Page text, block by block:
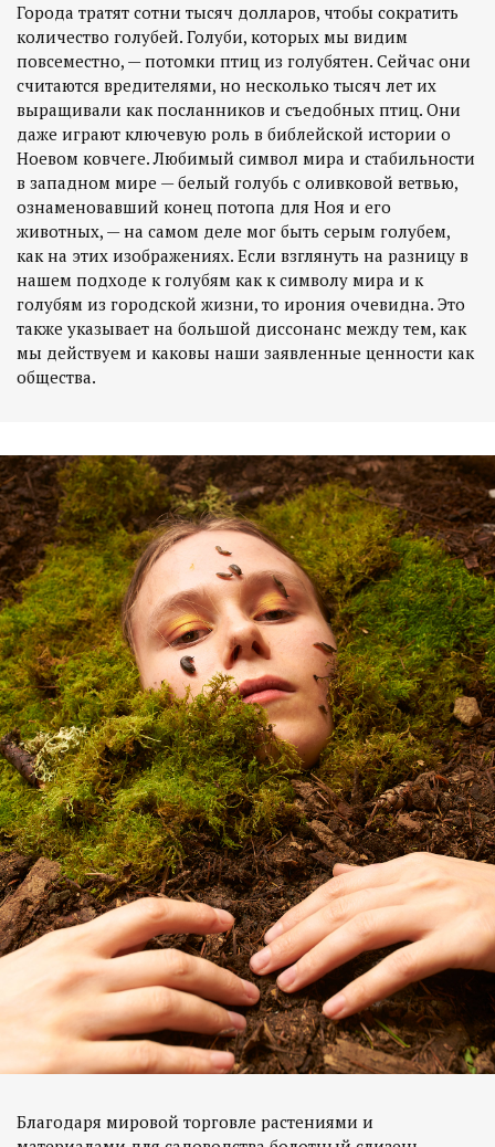
Города тратят сотни тысяч долларов, чтобы сократить
количество голубей. Голуби, которых мы видим
повсеместно, — потомки птиц из голубятен. Сейчас они
считаются вредителями, но несколько тысяч лет их
выращивали как посланников и съедобных птиц. Они
даже играют ключевую роль в библейской истории о
Ноевом ковчеге. Любимый символ мира и стабильности
в западном мире — белый голубь с оливковой ветвью,
ознаменовавший конец потопа для Ноя и его
животных, — на самом деле мог быть серым голубем,
как на этих изображениях. Если взглянуть на разницу в
нашем подходе к голубям как к символу мира и к
голубям из городской жизни, то ирония очевидна. Это
также указывает на большой диссонанс между тем, как
мы действуем и каковы наши заявленные ценности как
Благодаря мировой торговле растениями и